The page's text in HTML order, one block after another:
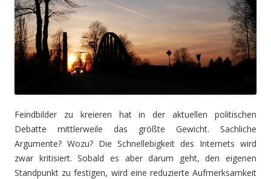
Feindbilder zu kreieren hat in der aktuellen politischen
Debatte mittlerweile das größte Gewicht. Sachliche
Argumente? Wozu? Die Schnellebigkeit des Internets wird
zwar kritisiert. Sobald es aber darum geht, den eigenen
Standpunkt zu festigen, wird eine reduzierte Aufmerksamkeit